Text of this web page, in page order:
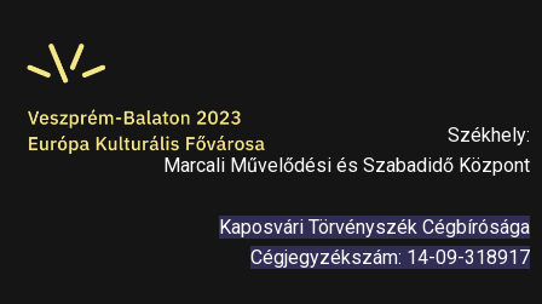
Székhely:
Marcali Művelődési és Szabadidő Központ
Kaposvári Törvényszék Cégbírósága
Cégjegyzékszám: 14-09-318917